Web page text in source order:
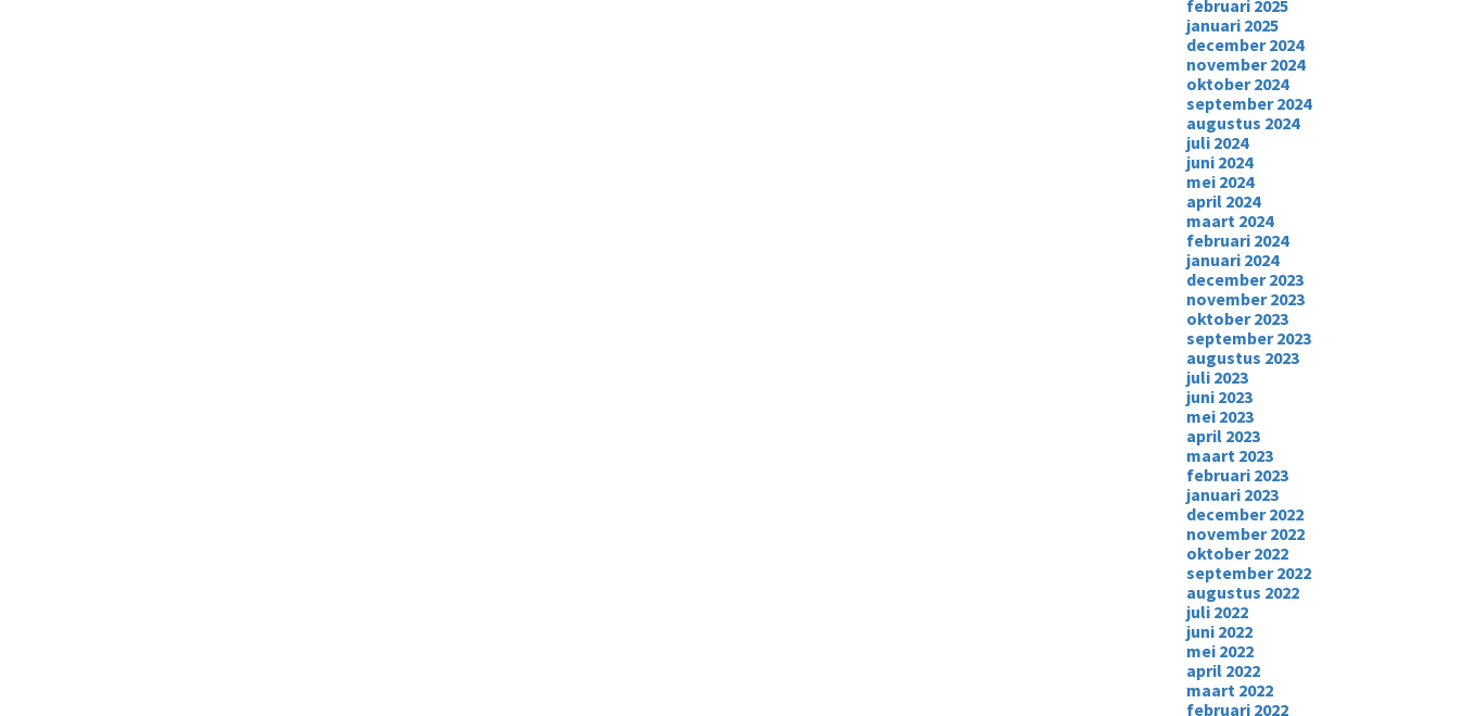
februari 2025
januari 2025
december 2024
november 2024
oktober 2024
september 2024
augustus 2024
juli 2024
juni 2024
mei 2024
april 2024
maart 2024
februari 2024
januari 2024
december 2023
november 2023
oktober 2023
september 2023
augustus 2023
juli 2023
juni 2023
mei 2023
april 2023
maart 2023
februari 2023
januari 2023
december 2022
november 2022
oktober 2022
september 2022
augustus 2022
juli 2022
juni 2022
mei 2022
april 2022
maart 2022
februari 2022